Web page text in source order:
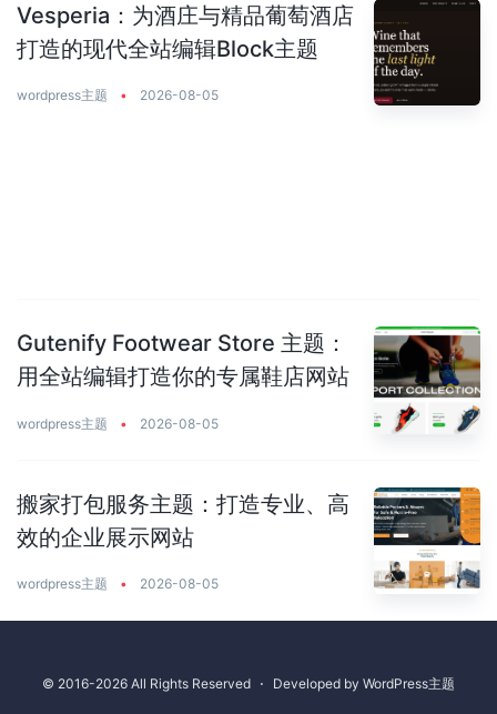
Vesperia：为酒庄与精品葡萄酒店
打造的现代全站编辑Block主题
wordpress主题 • 2026-08-05
Gutenify Footwear Store 主题：
用全站编辑打造你的专属鞋店网站
wordpress主题 • 2026-08-05
搬家打包服务主题：打造专业、高
效的企业展示网站
wordpress主题 • 2026-08-05
© 2016-2026 All Rights Reserved ⋅ Developed by WordPress主题